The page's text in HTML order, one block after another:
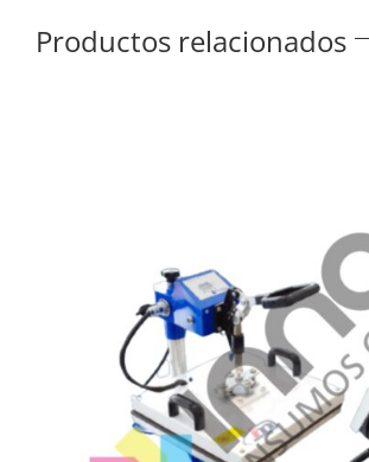
Productos relacionados